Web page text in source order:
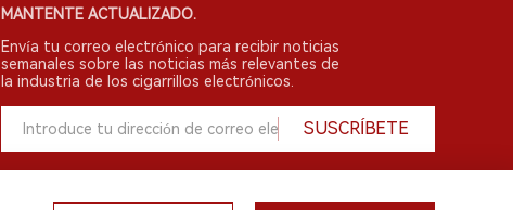
MANTENTE ACTUALIZADO.
Envía tu correo electrónico para recibir noticias
semanales sobre las noticias más relevantes de
la industria de los cigarrillos electrónicos.
SUSCRÍBETE